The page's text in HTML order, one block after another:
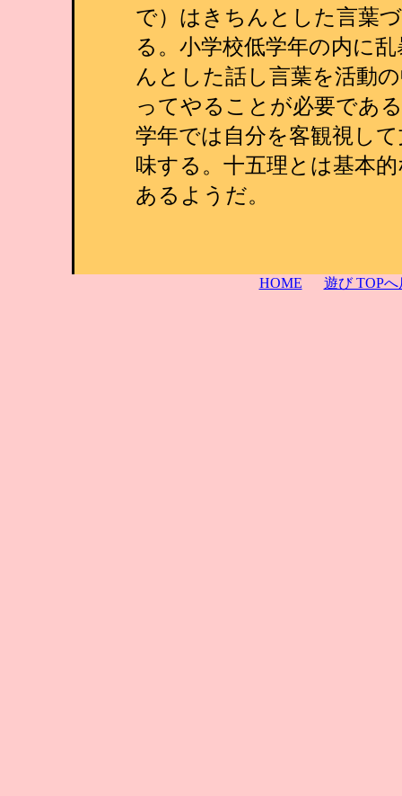
で）はきちんとした言葉
る。小学校低学年の内に
んとした話し言葉を活動
ってやることが必要であ
学年では自分を客観視し
味する。十五理とは基本
あるようだ。
HOME 遊び TOPへ